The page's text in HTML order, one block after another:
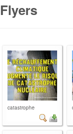
Flyers
catastrophe